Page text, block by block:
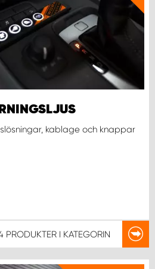
kablage och knappar
PRODUKTER I KATEGORIN